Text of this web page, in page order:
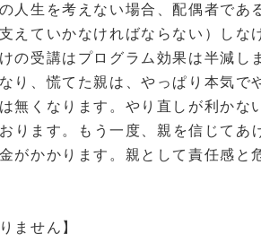
人生を考えない場合、配偶者で
えていかなければならない）し
の受講はプログラム効果は半減
り、慌てた親は、やっぱり本気
無くなります。やり直しが利か
ります。もう一度、親を信じてあ
がかかります。親として責任感
ません】